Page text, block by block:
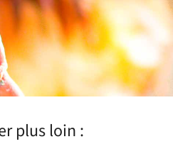
plus loin :